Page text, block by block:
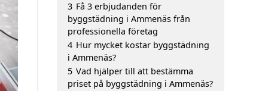
3 Få 3 erbjudanden för
byggstädning i Ammenäs från
professionella företag
4 Hur mycket kostar byggstädning
i Ammenäs?
5 Vad hjälper till att bestämma
priset på byggstädning i Ammenäs?